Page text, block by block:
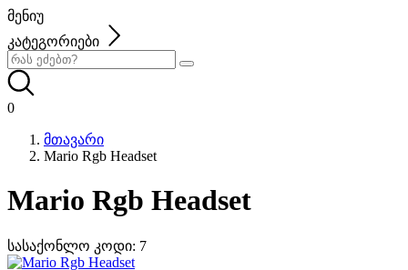
მენიუ
კატეგორიები
0
მთავარი
Mario Rgb Headset
Mario Rgb Headset
სასაქონლო კოდი: 7